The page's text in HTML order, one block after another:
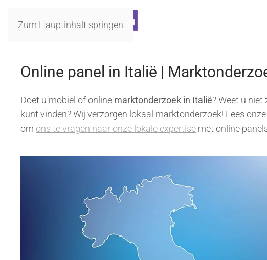
Zum Hauptinhalt springen
Online panel in Italië |
Doet u mobiel of online marktonderzoek in Italië? Weet u
kunt vinden? Wij verzorgen lokaal marktonderzoek! Lees
om ons te vragen naar onze lokale expertise met online